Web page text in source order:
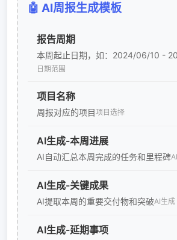
🤖 AI周报生成模板
报告周期
本周起止日期，如：2024/06/10 -
日期范围
项目名称
周报对应的项目项目选择
AI生成-本周进展
AI自动汇总本周完成的任务和里程碑
AI生成-关键成果
AI提取本周的重要交付物和突破AI生成
AI生成-延期事项